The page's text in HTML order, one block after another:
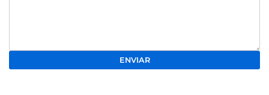
ENVIAR